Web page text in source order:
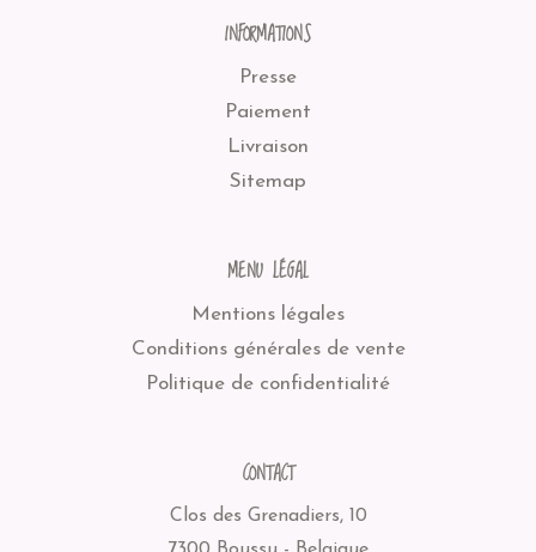
INFORMATIONS
Presse
Paiement
Livraison
Sitemap
MENU LÉGAL
Mentions légales
Conditions générales de vente
Politique de confidentialité
CONTACT
Clos des Grenadiers, 10